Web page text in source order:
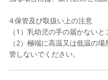
4.保管及び取扱い上の注意
（1）乳幼児の手の届かない
（2）極端に高温又は低温の
管しないでください。